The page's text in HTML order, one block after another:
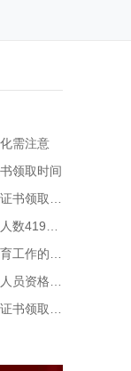
需注意
领取时间
领取通知
增长2倍
作的公告
考试计划
领取通知